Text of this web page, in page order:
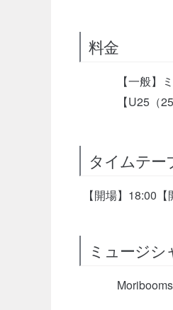
料金
【一般】
【U25（
タイムテー
【開場】18:00
ミュージシ